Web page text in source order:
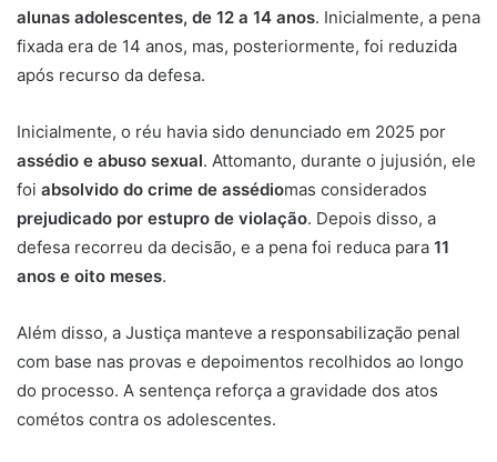
alunas adolescentes, de 12 a 14 anos. Inicialmente, a pena
fixada era de 14 anos, mas, posteriormente, foi reduzida
após recurso da defesa.
Inicialmente, o réu havia sido denunciado em 2025 por
assédio e abuso sexual. Attomanto, durante o jujusión, ele
foi absolvido do crime de assédiomas considerados
prejudicado por estupro de violação. Depois disso, a
defesa recorreu da decisão, e a pena foi reduca para 11
anos e oito meses.
Além disso, a Justiça manteve a responsabilização penal
com base nas provas e depoimentos recolhidos ao longo
do processo. A sentença reforça a gravidade dos atos
cométos contra os adolescentes.